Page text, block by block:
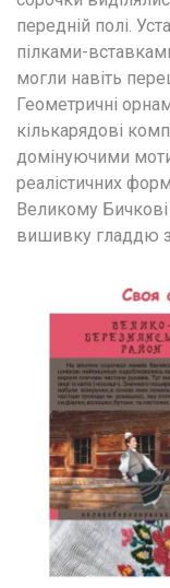
передній полі.
пілками-
могли навіть
Геометричні
кількарядові
домінуючими
реалістичних
Великому
вишивку гладдю